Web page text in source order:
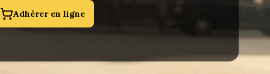
Adhérer en ligne